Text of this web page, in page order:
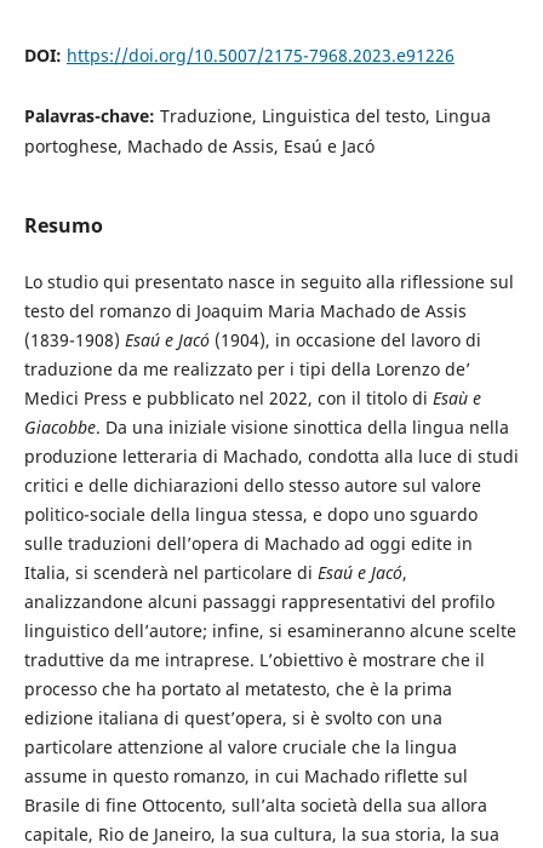
DOI: https://doi.org/10.5007/2175-7968.2023.e91226
Palavras-chave: Traduzione, Linguistica del testo, Lingua
portoghese, Machado de Assis, Esaú e Jacó
Resumo
Lo studio qui presentato nasce in seguito alla riflessione sul
testo del romanzo di Joaquim Maria Machado de Assis
(1839-1908) Esaú e Jacó (1904), in occasione del lavoro di
traduzione da me realizzato per i tipi della Lorenzo de’
Medici Press e pubblicato nel 2022, con il titolo di Esaù e
Giacobbe. Da una iniziale visione sinottica della lingua nella
produzione letteraria di Machado, condotta alla luce di studi
critici e delle dichiarazioni dello stesso autore sul valore
politico-sociale della lingua stessa, e dopo uno sguardo
sulle traduzioni dell’opera di Machado ad oggi edite in
Italia, si scenderà nel particolare di Esaú e Jacó,
analizzandone alcuni passaggi rappresentativi del profilo
linguistico dell’autore; infine, si esamineranno alcune scelte
traduttive da me intraprese. L’obiettivo è mostrare che il
processo che ha portato al metatesto, che è la prima
edizione italiana di quest’opera, si è svolto con una
particolare attenzione al valore cruciale che la lingua
assume in questo romanzo, in cui Machado riflette sul
Brasile di fine Ottocento, sull’alta società della sua allora
capitale, Rio de Janeiro, la sua cultura, la sua storia, la sua